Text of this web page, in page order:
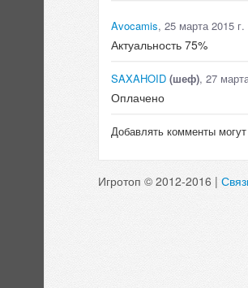
Avocamis, 25 марта 2015 г.
Актуальность 75%
SAXAHOID (шеф), 27
Оплачено
Добавлять комменты
Игротоп © 2012-2016 |